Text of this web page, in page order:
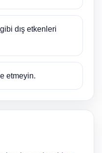
dış etkenleri
etmeyin.